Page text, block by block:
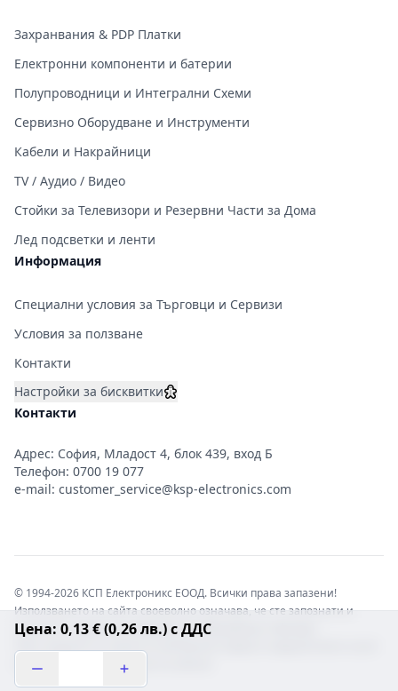
Цена: 0,13 € (0,26 лв.) с ДДС
Захранвания & PDP Платки
Електронни компоненти и батерии
Полупроводници и Интегрални Схеми
Сервизно Оборудване и Инструменти
Кабели и Накрайници
TV / Аудио / Видео
Стойки за Телевизори и Резервни Части за Дома
Лед подсветки и ленти
Информация
Специални условия за Търговци и Сервизи
Условия за ползване
Контакти
Настройки за бисквитки
Контакти
Адрес: София, Младост 4, блок 439, вход Б
Телефон: 0700 19 077
e-mail: customer_service@ksp-electronics.com
© 1994-2026 КСП Електроникс ЕООД. Всички права запазени!
Използването на сайта своеволно означава, че сте запознати и
съгласни с правната информация обвързваща софтуера.
отговорност с цялата сила на закона!